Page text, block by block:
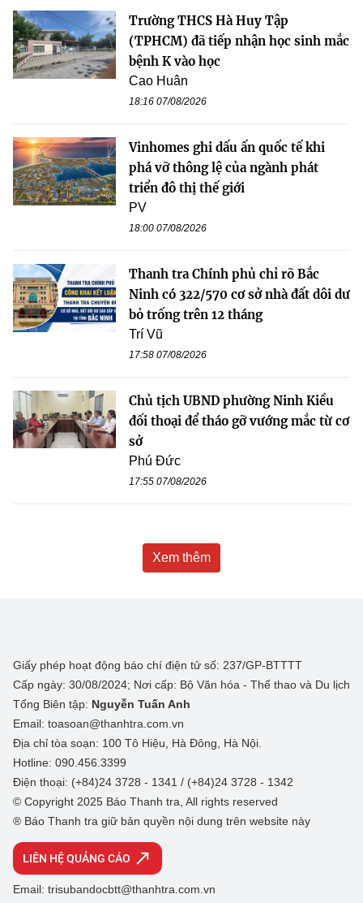
Trường THCS Hà Huy Tập
(TPHCM) đã tiếp nhận học sinh mắc
bệnh K vào học
Cao Huân
18:16 07/08/2026
Vinhomes ghi dấu ấn quốc tế khi
phá vỡ thông lệ của ngành phát
triển đô thị thế giới
PV
18:00 07/08/2026
Thanh tra Chính phủ chỉ rõ Bắc
Ninh có 322/570 cơ sở nhà đất dôi dư
bỏ trống trên 12 tháng
Trí Vũ
17:58 07/08/2026
Chủ tịch UBND phường Ninh Kiều
đối thoại để tháo gỡ vướng mắc từ cơ
sở
Phú Đức
17:55 07/08/2026
Xem thêm
Giấy phép hoạt động báo chí điện tử số: 237/GP-BTTTT
Cấp ngày: 30/08/2024; Nơi cấp: Bộ Văn hóa - Thể thao và Du lịch
Tổng Biên tập: Nguyễn Tuấn Anh
Email: toasoan@thanhtra.com.vn
Địa chỉ tòa soạn: 100 Tô Hiệu, Hà Đông, Hà Nội.
Hotline: 090.456.3399
Điện thoại: (+84)24 3728 - 1341 / (+84)24 3728 - 1342
© Copyright 2025 Báo Thanh tra, All rights reserved
® Báo Thanh tra giữ bản quyền nội dung trên website này
LIÊN HỆ QUẢNG CÁO
Email: trisubandocbtt@thanhtra.com.vn